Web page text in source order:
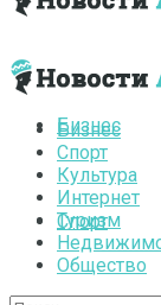
Бизнес
Спорт
Бизнес
Спорт
Культура
Интернет
Туризм
Общество